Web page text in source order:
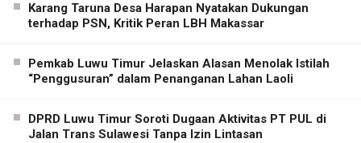
Karang Taruna Desa Harapan Nyatakan Dukungan
terhadap PSN, Kritik Peran LBH Makassar
Pemkab Luwu Timur Jelaskan Alasan Menolak Istilah
“Penggusuran” dalam Penanganan Lahan Laoli
DPRD Luwu Timur Soroti Dugaan Aktivitas PT PUL di
Jalan Trans Sulawesi Tanpa Izin Lintasan